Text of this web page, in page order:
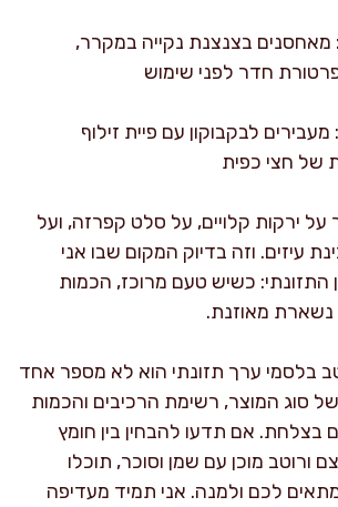
בצנצנת נקייה במקרר,
חדר לפני שימוש
לבקבוקון עם פיית זילוף
של חצי כפית
ירקות קלויים, על סלט קפרזה, ועל
עיזים. וזה בדיוק המקום שבו אני
התזונתי: כשיש טעם מרוכז, הכמות
נשארת מאוזנת.
בלסמי ערך תזונתי הוא לא מספר אחד
סוג המוצר, רשימת הרכיבים והכמות
אם תדעו להבחין בין חומץ
ורוטב מוכן עם שמן וסוכר, תוכלו
לכם ולמנה. אני תמיד מעדיפה